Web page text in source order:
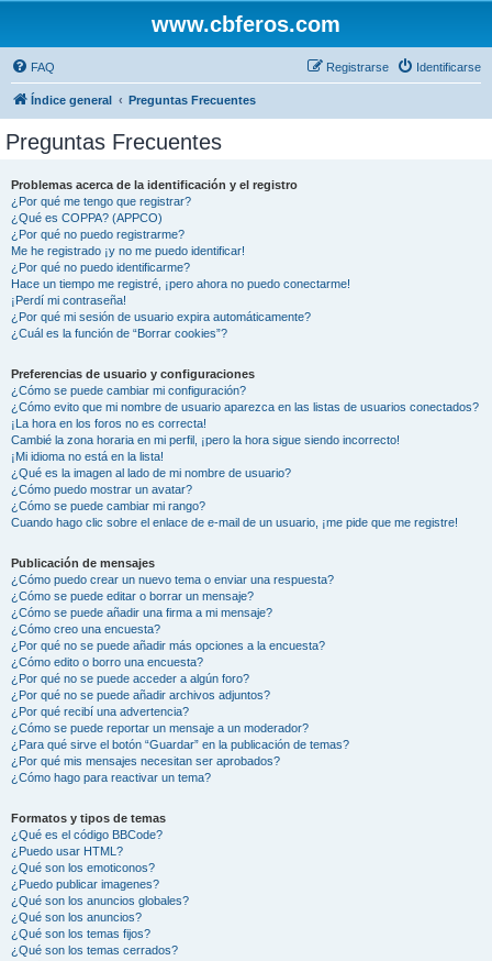
www.cbferos.com
FAQ Identificarse
Registrarse
Índice general Preguntas Frecuentes
Preguntas Frecuentes
Problemas acerca de la identificación y el registro
¿Por qué me tengo que registrar?
¿Qué es COPPA? (APPCO)
¿Por qué no puedo registrarme?
Me he registrado ¡y no me puedo identificar!
¿Por qué no puedo identificarme?
Hace un tiempo me registré, ¡pero ahora no puedo conectarme!
¡Perdí mi contraseña!
¿Por qué mi sesión de usuario expira automáticamente?
¿Cuál es la función de “Borrar cookies”?
Preferencias de usuario y configuraciones
¿Cómo se puede cambiar mi configuración?
¿Cómo evito que mi nombre de usuario aparezca en las listas de usuarios conectados?
¡La hora en los foros no es correcta!
Cambié la zona horaria en mi perfil, ¡pero la hora sigue siendo incorrecto!
¡Mi idioma no está en la lista!
¿Qué es la imagen al lado de mi nombre de usuario?
¿Cómo puedo mostrar un avatar?
¿Cómo se puede cambiar mi rango?
Cuando hago clic sobre el enlace de e-mail de un usuario, ¡me pide que me registre!
Publicación de mensajes
¿Cómo puedo crear un nuevo tema o enviar una respuesta?
¿Cómo se puede editar o borrar un mensaje?
¿Cómo se puede añadir una firma a mi mensaje?
¿Cómo creo una encuesta?
¿Por qué no se puede añadir más opciones a la encuesta?
¿Cómo edito o borro una encuesta?
¿Por qué no se puede acceder a algún foro?
¿Por qué no se puede añadir archivos adjuntos?
¿Por qué recibí una advertencia?
¿Cómo se puede reportar un mensaje a un moderador?
¿Para qué sirve el botón “Guardar” en la publicación de temas?
¿Por qué mis mensajes necesitan ser aprobados?
¿Cómo hago para reactivar un tema?
Formatos y tipos de temas
¿Qué es el código BBCode?
¿Puedo usar HTML?
¿Qué son los emoticonos?
¿Puedo publicar imagenes?
¿Qué son los anuncios globales?
¿Qué son los anuncios?
¿Qué son los temas fijos?
¿Qué son los temas cerrados?